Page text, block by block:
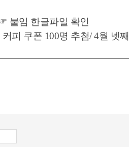
붙임 한글파일 확인
피 쿠폰 100명 추첨/ 4월 넷